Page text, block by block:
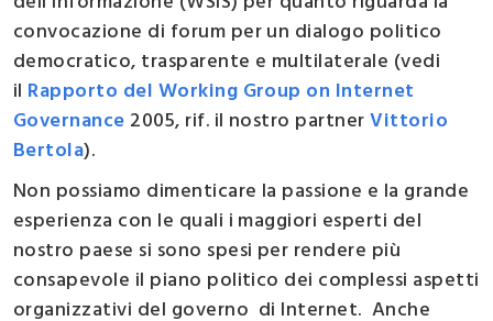
convocazione di forum per un dialogo politico
democratico, trasparente e multilaterale (vedi
il Rapporto del Working Group on Internet
Governance 2005, rif. il nostro partnerVittorio
Bertola).
Non possiamo dimenticare la passione e la grande
esperienza con le quali i maggiori esperti del
nostro paese si sono spesi per rendere più
consapevole il piano politico dei complessi aspetti
organizzativi del governo di Internet. Anche